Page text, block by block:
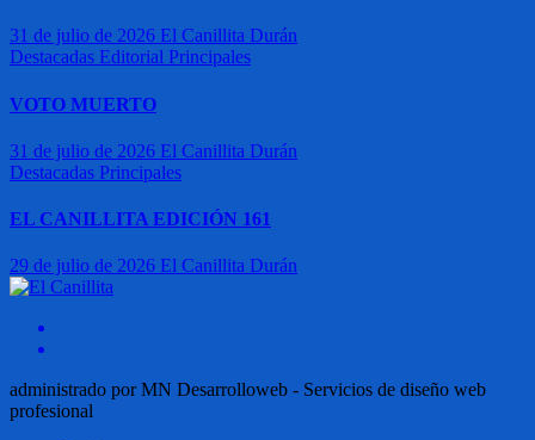
31 de julio de 2026 El Canillita Durán
Destacadas Editorial Principales
VOTO MUERTO
31 de julio de 2026 El Canillita Durán
Destacadas Principales
EL CANILLITA EDICIÓN 161
29 de julio de 2026 El Canillita Durán
administrado por MN Desarrolloweb - Servicios de diseño web
profesional